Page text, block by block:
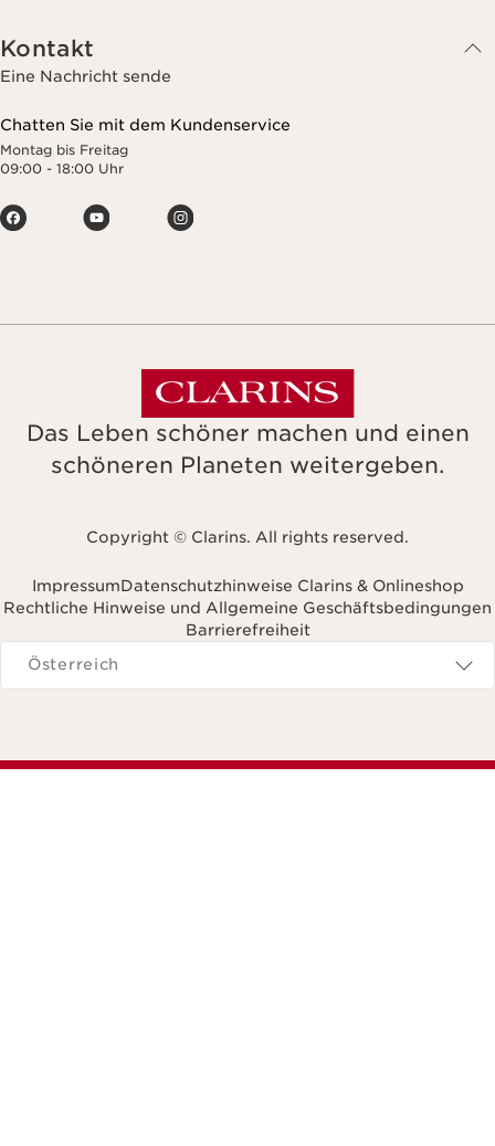
Kontakt
Eine Nachricht sende
Chatten Sie mit dem Kundenservice
Montag bis Freitag
09:00 - 18:00 Uhr
Das Leben schöner machen und einen
schöneren Planeten weitergeben.
Copyright © Clarins. All rights reserved.
ImpressumDatenschutzhinweise Clarins & Onlineshop
Rechtliche Hinweise und Allgemeine Geschäftsbedingungen
Barrierefreiheit
Navigieren zu
Österreich